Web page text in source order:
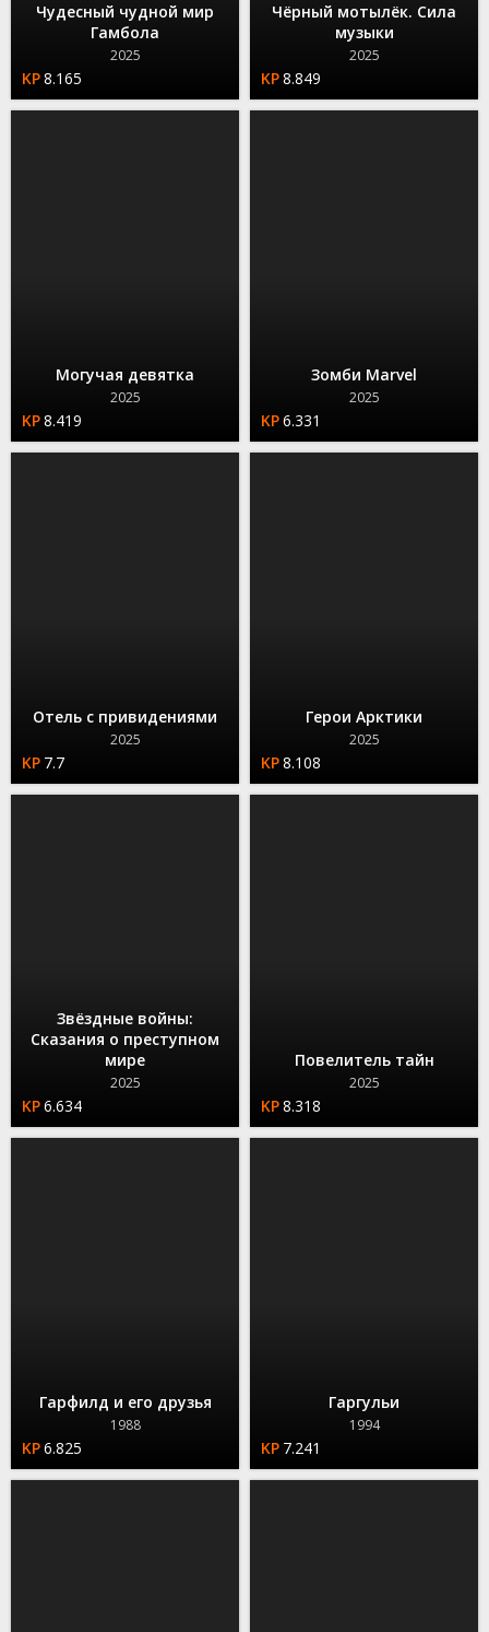
Чудесный чудной мир
Гамбола
2025
8.165
Чёрный мотылёк. Сила
музыки
2025
8.849
Могучая девятка
2025
8.419
Зомби Marvel
2025
6.331
Отель с привидениями
2025
7.7
Герои Арктики
2025
8.108
Звёздные войны:
Сказания о преступном
мире
2025
6.634
Повелитель тайн
2025
8.318
Гарфилд и его друзья
1988
6.825
Гаргульи
1994
7.241